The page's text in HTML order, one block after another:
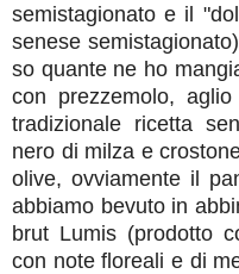
semistagionato e il
senese
so quante ne ho
con prezzemolo,
tradizionale ricetta
nero di milza e
olive, ovviamente il
abbiamo bevuto in
brut Lumis (prodotto
con note floreali e di